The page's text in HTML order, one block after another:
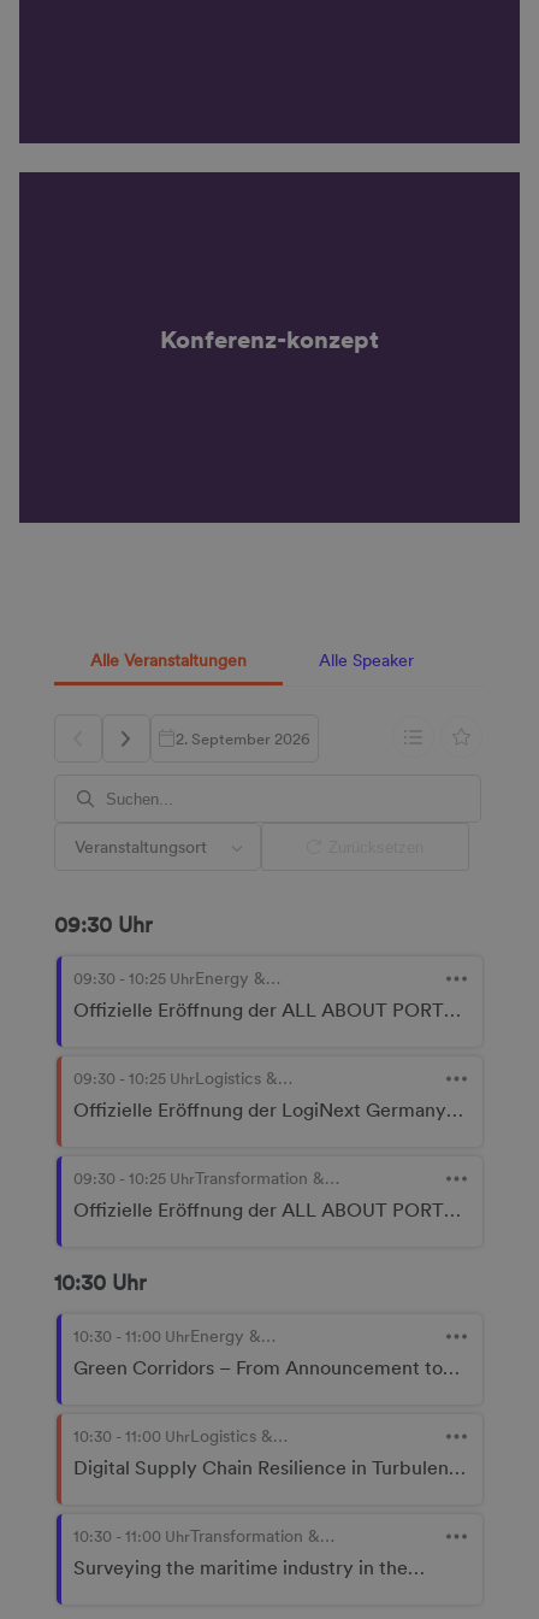
Konferenz-konzept